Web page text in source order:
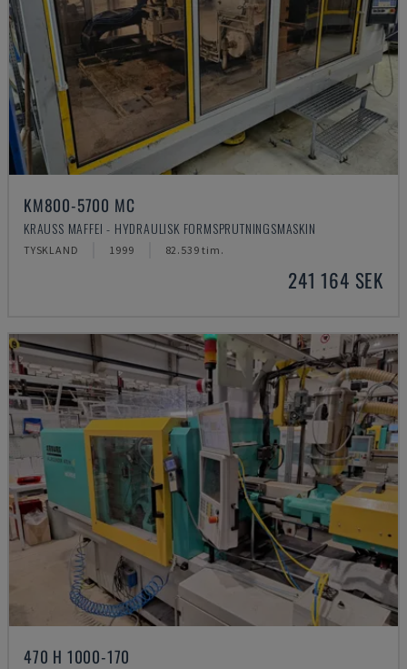
KM800-5700 MC
KRAUSS MAFFEI - HYDRAULISK FORMSPRUTNINGSMASKIN
TYSKLAND 1999 82.539 tim.
241 164 SEK
470 H 1000-170